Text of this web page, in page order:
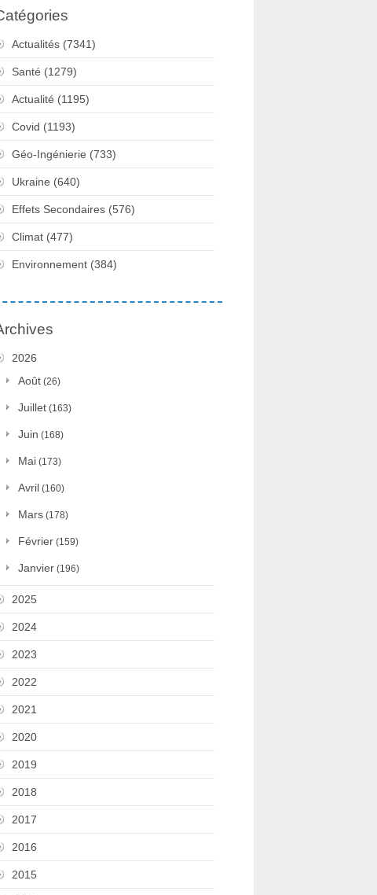
Actualités (7341)
Santé (1279)
Actualité (1195)
Covid (1193)
Géo-Ingénierie (733)
Ukraine (640)
Effets Secondaires (576)
Climat (477)
Environnement (384)
2026
Août (26)
Juillet (163)
Juin (168)
Mai (173)
Avril (160)
Mars (178)
Février (159)
Janvier (196)
2025
2024
2023
2022
2021
2020
2019
2018
2017
2016
2015